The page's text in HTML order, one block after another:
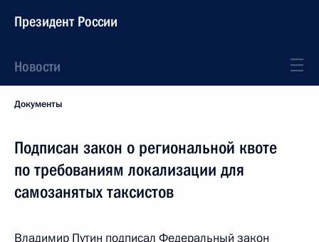
Президент России
Новости
Документы
Подписан закон о региональной квоте
по требованиям локализации для
самозанятых таксистов
Владимир Путин подписал Федеральный закон